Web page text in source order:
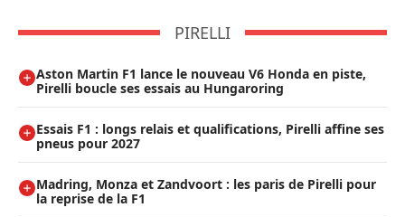
PIRELLI
Aston Martin F1 lance le nouveau V6 Honda en piste,
Pirelli boucle ses essais au Hungaroring
Essais F1 : longs relais et qualifications, Pirelli affine ses
pneus pour 2027
Madring, Monza et Zandvoort : les paris de Pirelli pour
la reprise de la F1